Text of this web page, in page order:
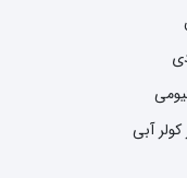
آبی